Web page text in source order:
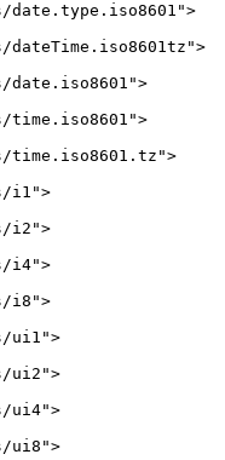
date.type.iso8601">
dateTime.iso8601tz">
date.iso8601">
time.iso8601">
time.iso8601.tz">
i1">
i2">
i4">
i8">
ui1">
ui2">
ui4">
ui8">